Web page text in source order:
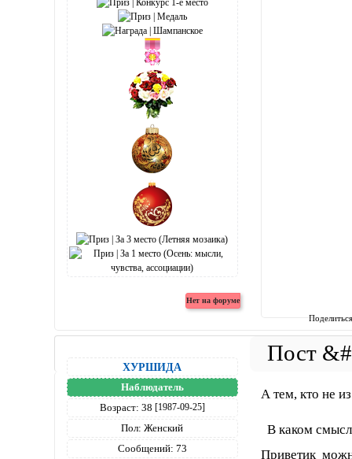
ХУРШИДА
Наблюдатель
Возраст: 38 [1987-09-25]
Пол: Женский
Сообщений: 73
А тем, кто не
В каком
Приветик